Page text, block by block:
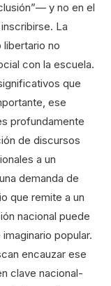
y no en el
La
no
con la escuela.
que
ese
profundamente
de discursos
a un
demanda de
que remite a un
nacional puede
popular.
encauzar ese
clave nacional-